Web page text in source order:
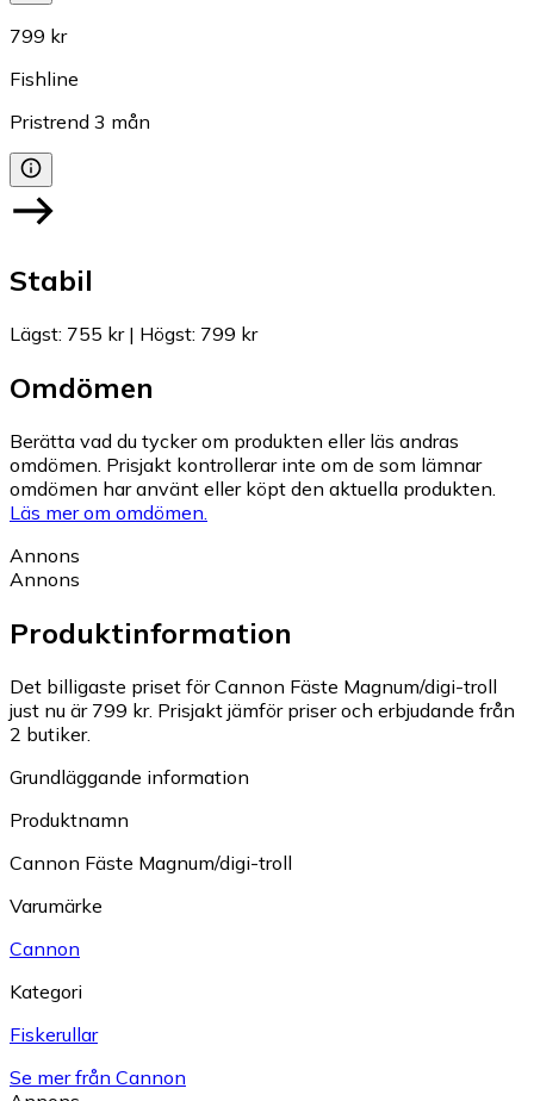
799 kr
Fishline
Pristrend 3 mån
Stabil
Lägst: 755 kr| Högst: 799 kr
Omdömen
Berätta vad du tycker om produkten eller läs andras
omdömen. Prisjakt kontrollerar inte om de som lämnar
omdömen har använt eller köpt den aktuella produkten.
Läs mer om omdömen.
Annons
Annons
Produktinformation
Det billigaste priset för Cannon Fäste Magnum/digi-troll
just nu är 799 kr. Prisjakt jämför priser och erbjudande från
2 butiker.
Grundläggande information
Produktnamn
Cannon Fäste Magnum/digi-troll
Varumärke
Cannon
Kategori
Fiskerullar
Se mer från Cannon